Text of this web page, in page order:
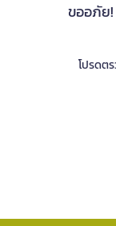
ขออภัย
โปรดต